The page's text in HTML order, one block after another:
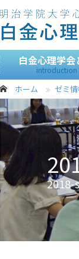
白金心理学会
introduction
ホーム ゼミ
2018-